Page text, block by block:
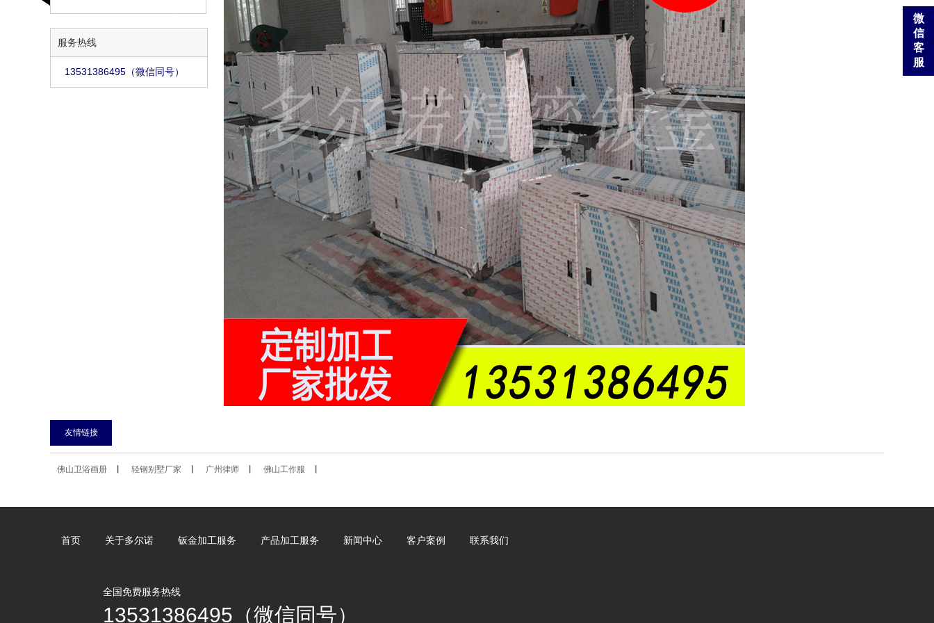
服务热线
13531386495（微信同号）
友情链接
佛山卫浴画册 轻钢别墅厂家 广州律师 佛山工作服
首页 关于多尔诺 钣金加工服务 产品加工服务 新闻中心 客户案例 联系我们
全国免费服务热线
13531386495（微信同号）
微
信
客
服